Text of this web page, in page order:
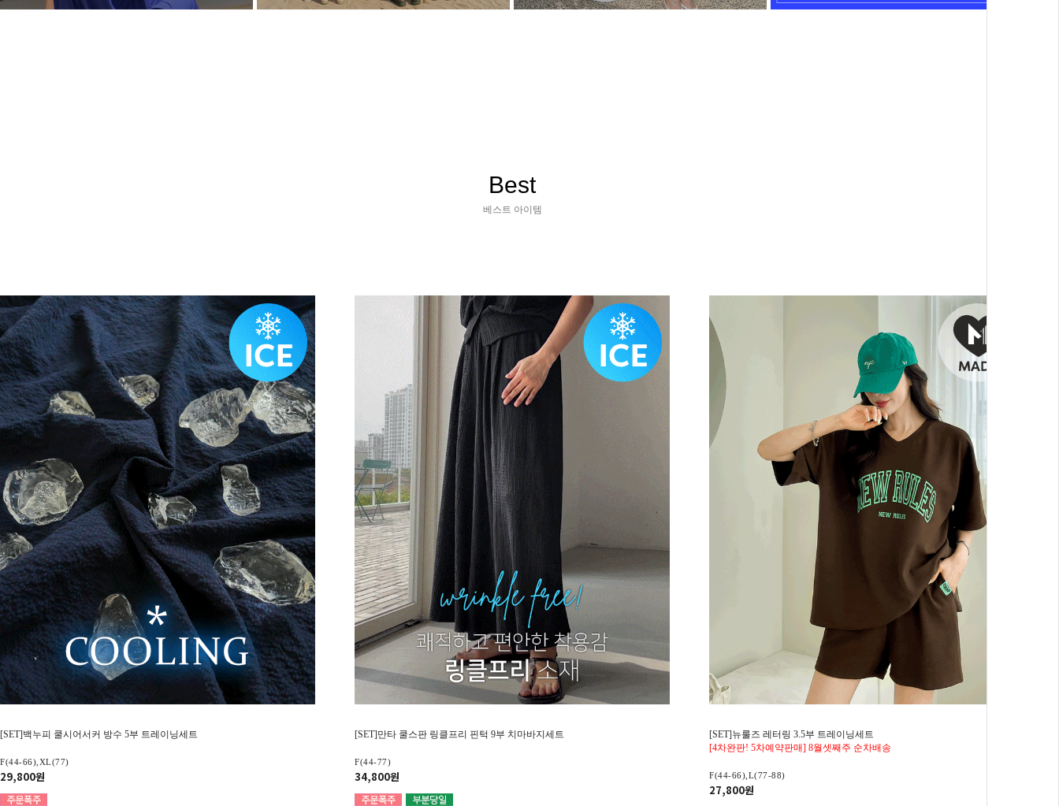
Best
베스트 아이템
[SET]백누피 쿨시어서커 방수 5부 트레이닝세트
F(44-66),XL(77)
29,800원
[SET]만타 쿨스판 링클프리 핀턱 9부 치마바지세트
F(44-77)
34,800원
[SET]뉴룰즈 레터링 3.5부 트레이닝세트
[4차완판! 5차예약판매] 8월셋째주 순차배송
F(44-66),L(77-88)
27,800원